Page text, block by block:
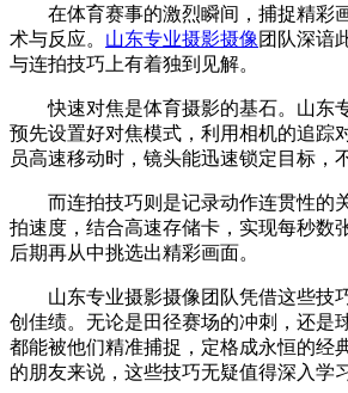
在体育赛事的激烈瞬间，捕捉精彩
术与反应。 山东专业摄影摄像团队深谙
与连拍技巧上有着独到见解。
快速对焦是体育摄影的基石。山东
预先设置好对焦模式，利用相机的追踪
员高速移动时，镜头能迅速锁定目标，
而连拍技巧则是记录动作连贯性的
拍速度，结合高速存储卡，实现每秒数
后期再从中挑选出精彩画面。
山东专业摄影摄像团队凭借这些技
创佳绩。无论是田径赛场的冲刺，还是
都能被他们精准捕捉，定格成永恒的经
的朋友来说，这些技巧无疑值得深入学